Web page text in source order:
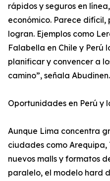
rápidos y seguros en
económico. Parece
logran. Ejemplos como
Falabella en Chile y Perú
planificar y convencer a
camino”, señala Abudinen.
Oportunidades en Perú y
Aunque Lima concentra
ciudades como Arequipa,
nuevos malls y formatos
paralelo, el modelo hard